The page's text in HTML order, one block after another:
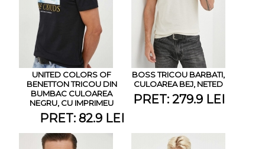
UNITED COLORS OF
BENETTON TRICOU DIN
BUMBAC CULOAREA
NEGRU, CU IMPRIMEU
PRET: 82.9 LEI
BOSS TRICOU BARBATI,
CULOAREA BEJ, NETED
PRET: 279.9 LEI